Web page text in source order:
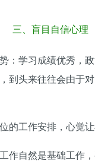
三、盲目自信心理
：学习成绩优秀，
到头来往往会由于
的工作安排，心觉
作自然是基础工作